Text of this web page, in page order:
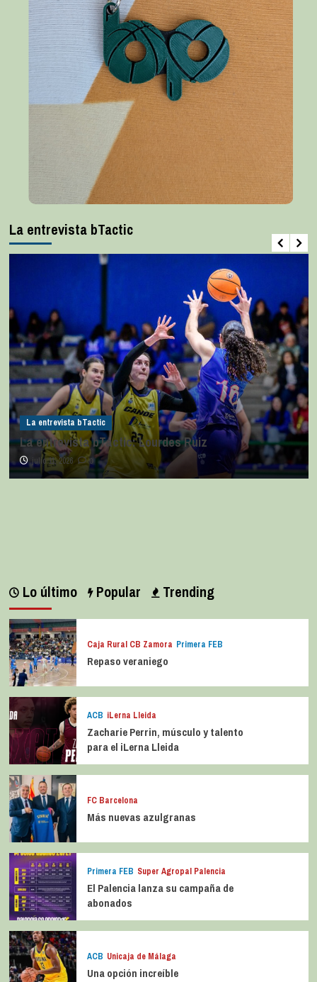
La entrevista bTactic
La entrevista bTactic
La entrevista bTactic: Lourdes Ruiz
julio 11, 2026 0
Lo último Popular Trending
Caja Rural CB Zamora Primera FEB
Repaso veraniego
ACB iLerna Lleida
Zacharie Perrin, músculo y talento
para el iLerna Lleida
FC Barcelona
Más nuevas azulgranas
Primera FEB Super Agropal Palencia
El Palencia lanza su campaña de
abonados
ACB Unicaja de Málaga
Una opción increíble